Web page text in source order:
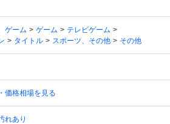
ゲーム ゲーム
テレビゲーム
タイトル スポーツ、その他 その他
価格相場を見る
れあり